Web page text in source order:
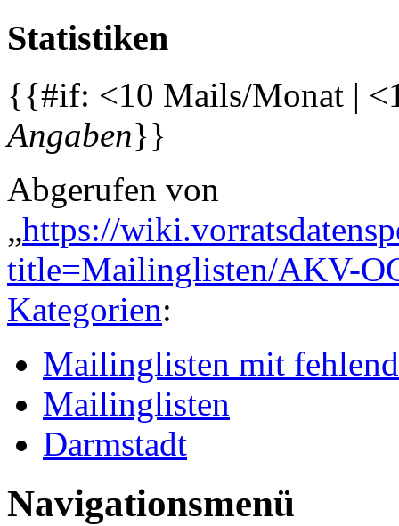
Statistiken
{{#if: <10 Mails/Monat |
Angaben}}
Abgerufen von
„https://
title=Mailinglisten/AKV-
Kategorien:
Mailinglisten mit
Mailinglisten
Darmstadt
Navigationsmenü